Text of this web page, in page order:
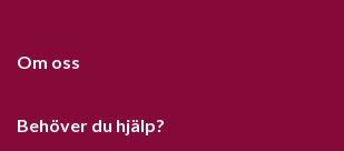
Om oss
Behöver du hjälp?